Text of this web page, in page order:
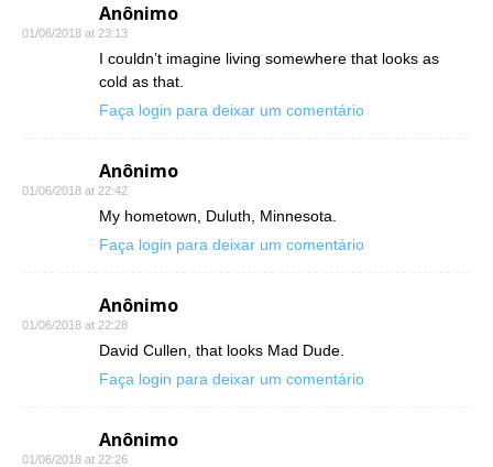
Anônimo
01/06/2018 at 23:13
I couldn’t imagine living somewhere that looks as
cold as that.
Faça login para deixar um comentário
Anônimo
01/06/2018 at 22:42
My hometown, Duluth, Minnesota.
Faça login para deixar um comentário
Anônimo
01/06/2018 at 22:28
David Cullen, that looks Mad Dude.
Faça login para deixar um comentário
Anônimo
01/06/2018 at 22:26